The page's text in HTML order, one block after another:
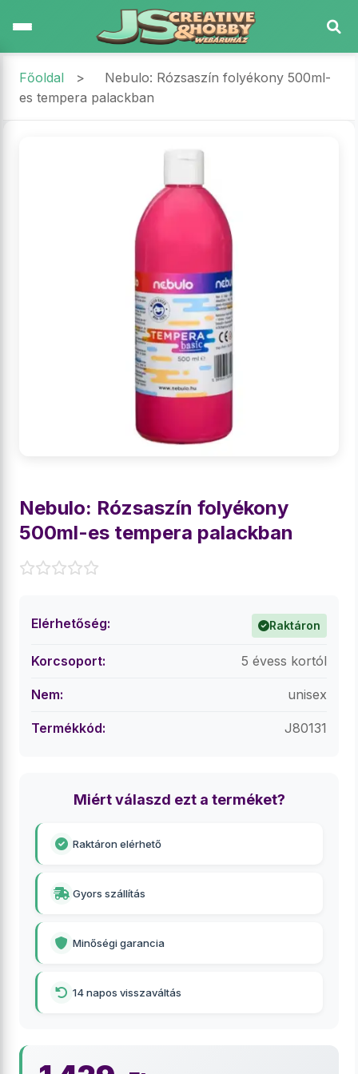
Főoldal >
Nebulo: Rózsaszín folyékony 500ml-
es tempera palackban
Nebulo: Rózsaszín folyékony
500ml-es tempera palackban
Elérhetőség: Raktáron
Korcsoport: 5 évess kortól
Nem: unisex
Termékkód: J80131
Miért válaszd ezt a terméket?
Raktáron elérhető
Gyors szállítás
Minőségi garancia
14 napos visszaváltás